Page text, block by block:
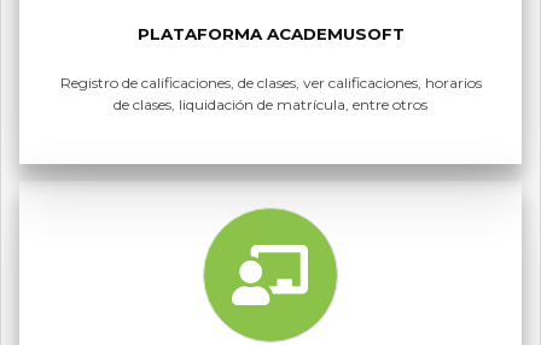
PLATAFORMA ACADEMUSOFT
Registro de calificaciones, de clases, ver calificaciones, horarios
de clases, liquidación de matrícula, entre otros